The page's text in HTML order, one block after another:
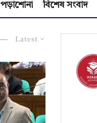
পড়াশোনা বিশেষ সংবাদ
Latest